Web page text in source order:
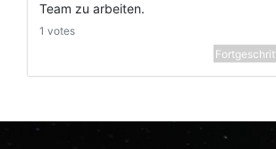
Team zu arbeiten.
1 votes